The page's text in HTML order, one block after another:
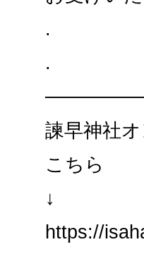
.
.
諫早神社
こちら
↓
https://